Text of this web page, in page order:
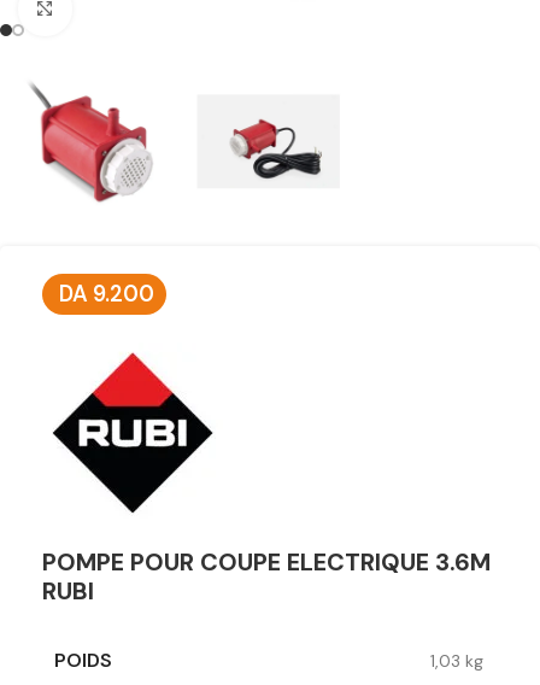
DA 9.200
POMPE POUR COUPE ELECTRIQUE 3.6M
RUBI
POIDS 1,03 kg